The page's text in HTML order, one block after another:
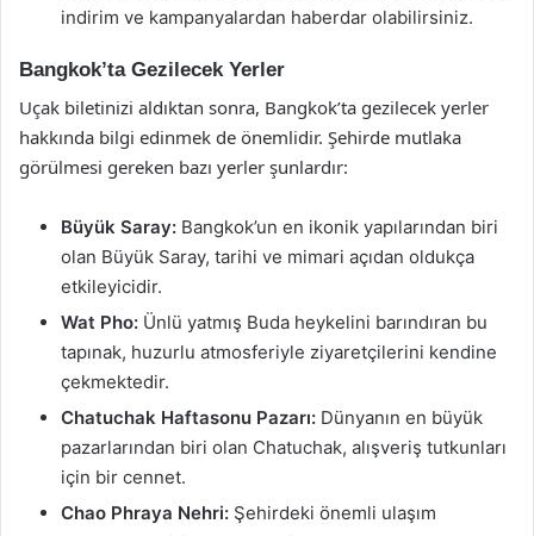
indirim ve kampanyalardan haberdar olabilirsiniz.
Bangkok’ta Gezilecek Yerler
Uçak biletinizi aldıktan sonra, Bangkok’ta gezilecek yerler
hakkında bilgi edinmek de önemlidir. Şehirde mutlaka
görülmesi gereken bazı yerler şunlardır:
Büyük Saray: Bangkok’un en ikonik yapılarından biri
olan Büyük Saray, tarihi ve mimari açıdan oldukça
etkileyicidir.
Wat Pho: Ünlü yatmış Buda heykelini barındıran bu
tapınak, huzurlu atmosferiyle ziyaretçilerini kendine
çekmektedir.
Chatuchak Haftasonu Pazarı: Dünyanın en büyük
pazarlarından biri olan Chatuchak, alışveriş tutkunları
için bir cennet.
Chao Phraya Nehri: Şehirdeki önemli ulaşım